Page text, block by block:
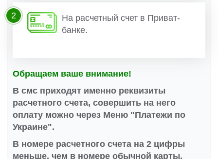
На расчетный счет в Приват-
банке.
2
Обращаем ваше внимание!
В смс приходят именно реквизиты
расчетного счета, совершить на него
оплату можно через Меню "Платежи по
Украине".
В номере расчетного счета на 2 цифры
меньше, чем в номере обычной карты.